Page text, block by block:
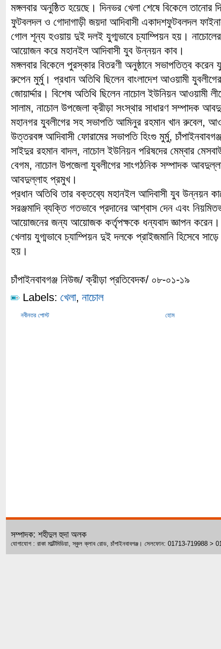
মঙ্গলবার অনুষ্ঠিত হয়েছে। দিনভর খেলা শেষে বিকেলে তানোর
ফুটবলদল ও গোদাগাড়ী জয়দা আদিবাসী একাদশফুটবলদল
গোল শূন্য হওয়ায় দুই দলই যুগ্মভাবে চ্যাম্পিয়ন হয়। নাচোলের
আয়োজন করে মহানইল আদিবাসী যুব উন্নয়ন কাব।
মঙ্গলবার বিকেলে পুরস্কার বিতরণী অনুষ্ঠানে সভাপতিত্ব
রুপেন মুর্মু। প্রধান অতিথি ছিলেন বাংলাদেশ আওয়ামী
জোয়ার্দ্দার। বিশেষ অতিথি ছিলেন নাচোল ইউনিয়ন আওয়ামী
সালাম, নাচোল উপজেলা ক্রীড়া সংস্থার সাধারণ সম্পাদক
মহানগর যুবলীগের সহ সভাপতি আমিনুর রহমান খান রুবেল,
উত্তরবঙ্গ আদিবাসী ফোরামের সভাপতি হিংগু মুর্মু,
সাইদুর রহমান বাদল, নাচোল ইউনিয়ন পরিষদের মেম্বার
বেগম, নাচোল উপজেলা যুবলীগের সাংগঠনিক সম্পাদক
আবদুল্লাহ প্রমুখ।
প্রধান অতিথি তার বক্তব্যে মহানইল আদিবাসী যুব উন্নয়ন
সরঞ্জমাদি ব্যক্তি গতভাবে প্রদানের আশ্বাস দেন এবং
আয়োজনের জন্য আয়োজক কর্তৃপক্ষকে ধন্যবাদ জ্ঞাপন করেন।
খেলায় যুগ্মভাবে চ্যাম্পিয়ন দুই দলকে প্রাইজমানি হিসেবে
হয়।
চাঁপাইনবাবগঞ্জ নিউজ/ ক্রীড়া প্রতিবেদক/ ০৮-০১-১৯
Labels: খেলা, নাচোল
নবীনতর পোস্ট হোম
সম্পাদক: শহীদুল হুদা অলক
যোগাযোগ : রাকা মাল্টিমিডিয়া, স্কুল ক্লাব রোড, চাঁপাইনবাবগঞ্জ। সেলফোন: 01713-